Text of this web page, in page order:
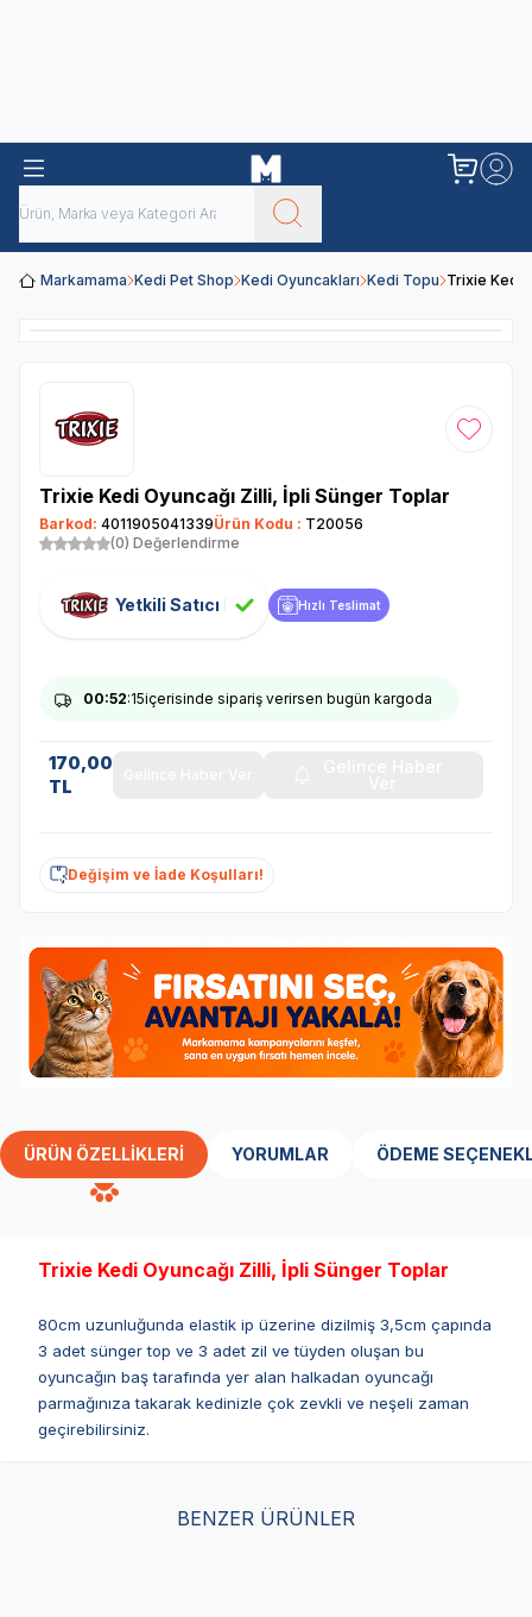
Markamama Kedi Pet Shop Kedi Oyuncakları Kedi Topu Trixie Kedi
Favoriye
Trixie Kedi Oyuncağı Zilli, İpli Sünger Toplar
Barkod: 4011905041339Ürün Kodu : T20056
(0) Değerlendirme
Yetkili Satıcı Hızlı Teslimat
00:52:15içerisinde sipariş verirsen bugün kargoda
170,00
TL
Değişim ve İade Koşulları!
ÜRÜN ÖZELLIKLERI YORUMLAR ÖDEME
Trixie Kedi Oyuncağı Zilli, İpli Sünger Toplar
80cm uzunluğunda elastik ip üzerine dizilmiş 3,5cm çapında
3 adet sünger top ve 3 adet zil ve tüyden oluşan bu
oyuncağın baş tarafında yer alan halkadan oyuncağı
parmağınıza takarak kedinizle çok zevkli ve neşeli zaman
geçirebilirsiniz.
BENZER ÜRÜNLER